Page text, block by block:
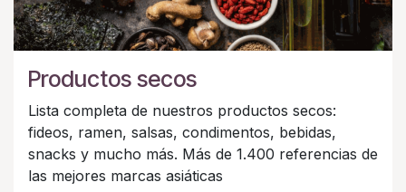
Productos secos
Lista completa de nuestros productos secos:
fideos, ramen, salsas, condimentos, bebidas,
snacks y mucho más. Más de 1.400 referencias de
las mejores marcas asiáticas